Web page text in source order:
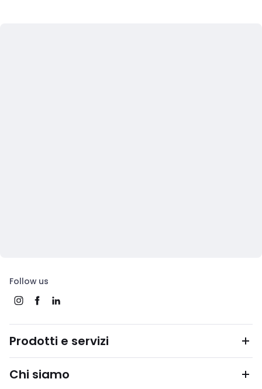
Follow us
Prodotti e servizi
Chi siamo